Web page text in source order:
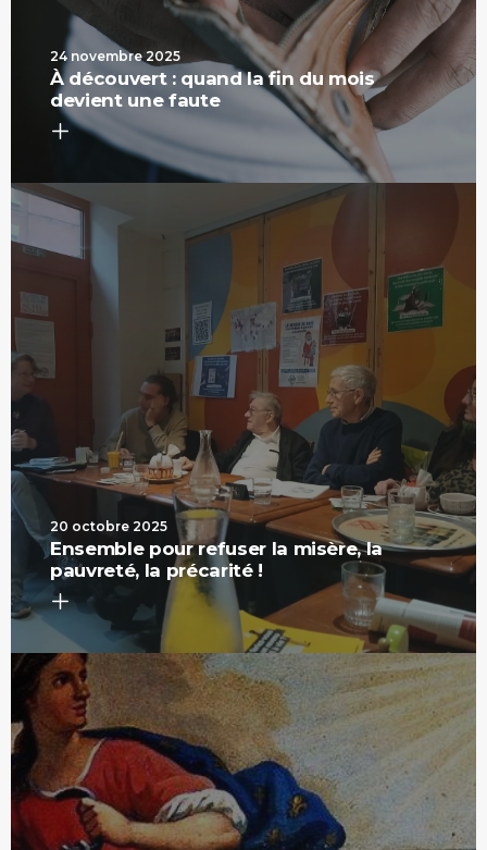
24 novembre 2025
À découvert : quand la fin du mois
devient une faute
20 octobre 2025
Ensemble pour refuser la misère, la
pauvreté, la précarité !